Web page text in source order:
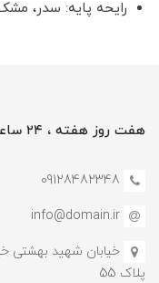
رایحه پایه: سدر،
هفت روز هفته ، ۲۴ ساعت شبانه‌روز پاسخگوی شما هستیم
09128482348
info@domain.ir
خیابان شهید بهشتی
پلاک 55